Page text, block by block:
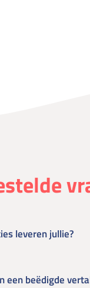
leveren jullie?
een beëdigde